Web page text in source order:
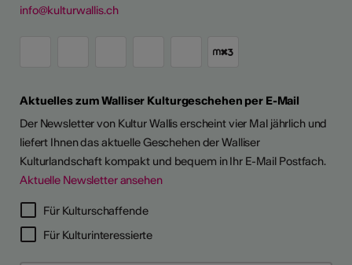
info@kulturwallis.ch
Aktuelles zum Walliser Kulturgeschehen per E-Mail
Der Newsletter von Kultur Wallis erscheint vier Mal jährlich und
liefert Ihnen das aktuelle Geschehen der Walliser
Kulturlandschaft kompakt und bequem in Ihr E-Mail Postfach.
Aktuelle Newsletter ansehen
Für Kulturschaffende
Für Kulturinteressierte